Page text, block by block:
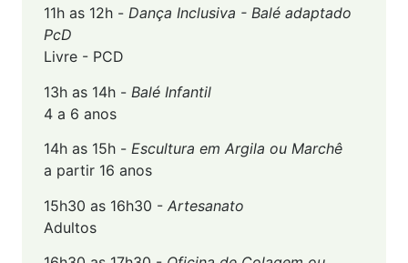
11h as 12h - Dança Inclusiva - Balé adaptado
PcD
Livre - PCD
13h as 14h - Balé Infantil
4 a 6 anos
14h as 15h - Escultura em Argila ou Marchê
a partir 16 anos
15h30 as 16h30 - Artesanato
Adultos